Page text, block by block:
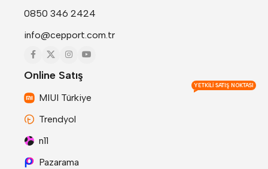
0850 346 2424
info@cepport.com.tr
Online Satış
MIUI Türkiye
YETKILI SATIŞ NOKTASI
Trendyol
n11
Pazarama